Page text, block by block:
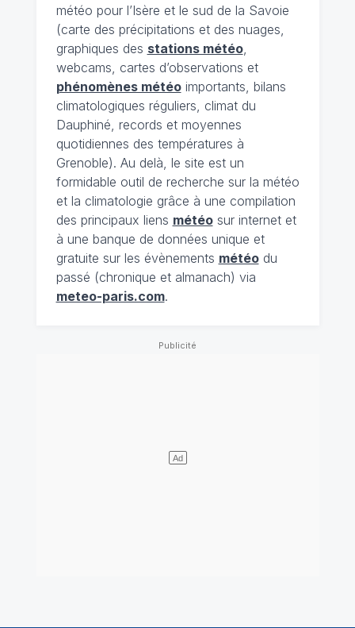
météo pour l’Isère et le sud de la Savoie
(carte des précipitations et des nuages,
graphiques des stations météo,
webcams, cartes d’observations et
phénomènes météoimportants, bilans
climatologiques réguliers, climat du
Dauphiné, records et moyennes
quotidiennes des températures à
Grenoble). Au delà, le site est un
formidable outil de recherche sur la météo
et la climatologie grâce à une compilation
des principaux liens météosur internet et
à une banque de données unique et
gratuite sur les évènements météodu
passé (chronique et almanach) via
meteo-paris.com.